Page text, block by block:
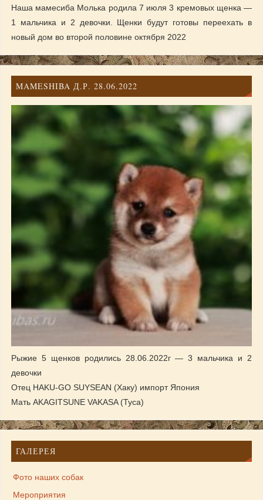
Наша мамесиба Молька родила 7 июля 3 кремовых щенка —
1 мальчика и 2 девочки. Щенки будут готовы переехать в
новый дом во второй половине октября 2022
MAMESHIBA Д.Р. 28.06.2022
Рыжие 5 щенков родились 28.06.2022г — 3 мальчика и 2
девочки
Отец HAKU-GO SUYSEAN (Хаку) импорт Япония
Мать AKAGITSUNE VAKASA (Туса)
ГАЛЕРЕЯ
Фото наших собак
Мероприятия